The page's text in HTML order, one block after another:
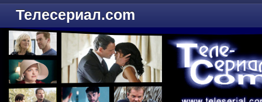
Телесериал.com